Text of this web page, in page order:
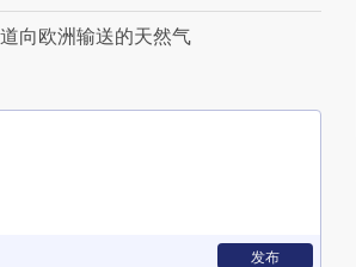
向欧洲输送的天然气
发布